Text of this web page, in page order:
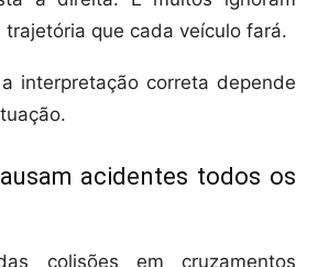
que cada veículo fará.
interpretação correta depende
acidentes todos os
colisões em cruzamentos